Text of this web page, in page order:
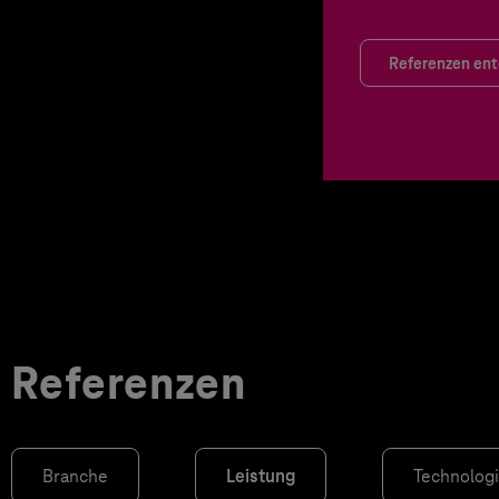
Referenzen
Referenzen
Branche Leistung